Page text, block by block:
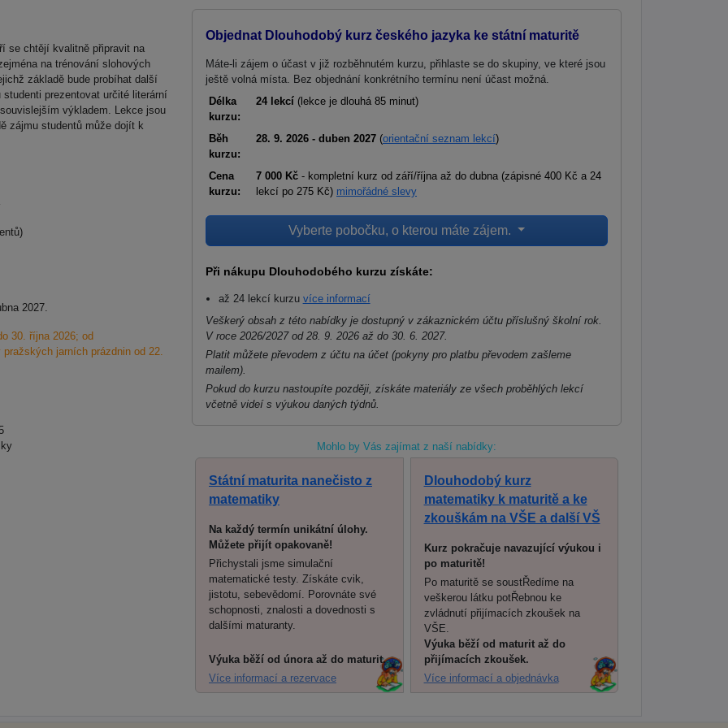
se chtějí kvalitně připravit na
na trénování slohových
základě bude probíhat další
prezentovat určité literární
výkladem. Lekce jsou
zájmu studentů může dojít k
2027.
30. října 2026; od
jarních prázdnin od 22.
Objednat Dlouhodobý kurz českého jazyka ke státní maturitě
Máte-li zájem o účast v již rozběhnutém kurzu, přihlaste se do skupiny, ve které jsou
ještě volná místa. Bez objednání konkrétního termínu není účast možná.
Délka
kurzu:
24 lekcí (lekce je dlouhá 85 minut)
Běh
kurzu:
28. 9. 2026 - duben 2027 (orientační seznam lekcí)
Cena
kurzu:
7 000 Kč - kompletní kurz od září/října až do dubna (zápisné 400 Kč a 24
lekcí po 275 Kč) mimořádné slevy
Vyberte pobočku, o kterou máte zájem.
Při nákupu Dlouhodobého kurzu získáte:
až 24 lekcí kurzu více informací
Veškerý obsah z této nabídky je dostupný v zákaznickém účtu příslušný školní rok.
V roce 2026/2027 od 28. 9. 2026 až do 30. 6. 2027.
Platit můžete převodem z účtu na účet (pokyny pro platbu převodem zašleme
mailem).
Pokud do kurzu nastoupíte později, získáte materiály ze všech proběhlých lekcí
včetně videí s výukou daných týdnů.
Mohlo by Vás zajímat z naší nabídky:
Státní maturita nanečisto z
matematiky
Na každý termín unikátní úlohy.
Můžete přijít opakovaně!
Přichystali jsme simulační
matematické testy. Získáte cvik,
jistotu, sebevědomí. Porovnáte své
schopnosti, znalosti a dovednosti s
dalšími maturanty.
Výuka běží od února až do maturit.
Více informací a rezervace
Dlouhodobý kurz
matematiky k maturitě a ke
zkouškám na VŠE a další VŠ
Kurz pokračuje navazující výukou i
po maturitě!
Po maturitě se soustŘedíme na
veškerou látku potŘebnou ke
zvládnutí přijímacích zkoušek na
VŠE.
Výuka běží od maturit až do
přijímacích zkoušek.
Více informací a objednávka